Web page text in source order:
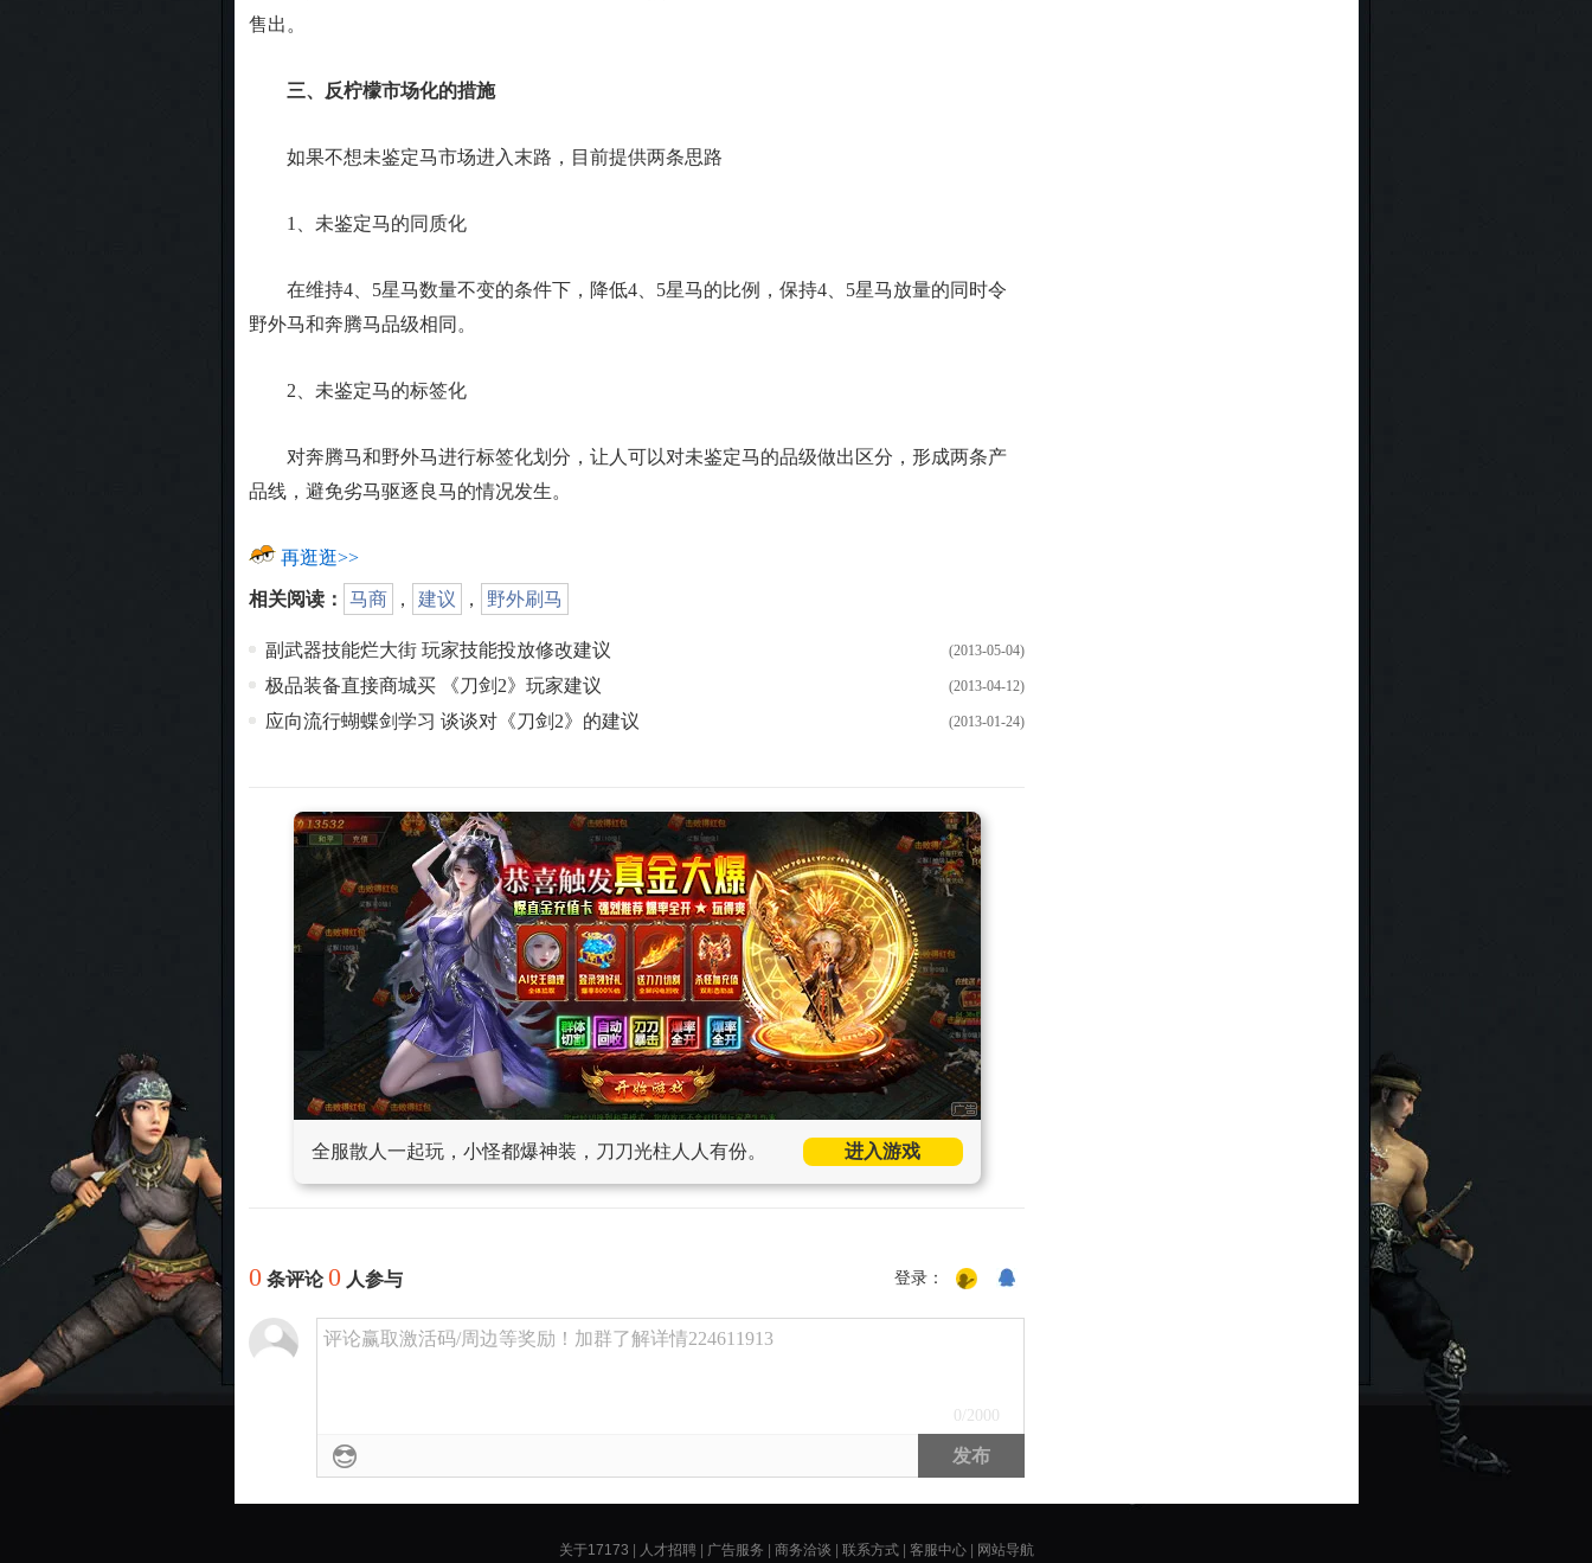
售出。
三、反柠檬市场化的措施
如果不想未鉴定马市场进入末路，目前提供两条思路
1、未鉴定马的同质化
在维持4、5星马数量不变的条件下，降低4、5星马的比例，保持4、5星马放量的同时令
野外马和奔腾马品级相同。
2、未鉴定马的标签化
对奔腾马和野外马进行标签化划分，让人可以对未鉴定马的品级做出区分，形成两条产
品线，避免劣马驱逐良马的情况发生。
再逛逛>>
相关阅读： 马商 ， 建议 ， 野外刷马
(2013-05-04)
副武器技能烂大街 玩家技能投放修改建议
(2013-04-12)
极品装备直接商城买 《刀剑2》玩家建议
(2013-01-24)
应向流行蝴蝶剑学习 谈谈对《刀剑2》的建议
全服散人一起玩，小怪都爆神装，刀刀光柱人人有份。 进入游戏
0 条评论0 人参与 登录：
评论赢取激活码/周边等奖励！加群了解详情224611913
0 /2000
发布
关于17173 人才招聘| 广告服务 商务洽谈 联系方式| 客服中心| 网站导航